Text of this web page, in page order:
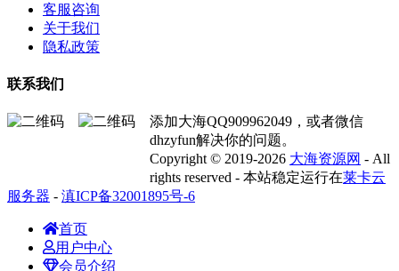
客服咨询
关于我们
隐私政策
联系我们
添加大海QQ909962049，或者微信
dhzyfun解决你的问题。
Copyright © 2019-2026 大海资源网 - All
rights reserved - 本站稳定运行在莱卡云
服务器 - 滇ICP备32001895号-6
首页
用户中心
会员介绍